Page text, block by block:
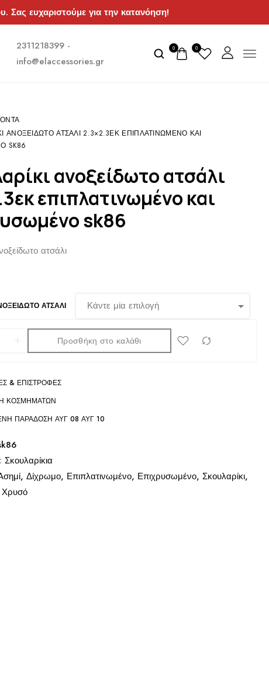
Σας ευχαριστούμε για την κατανόηση!
2311218399 -
info@elaccessories.gr
0 0
ΑΝΟΞΕΊΔΩΤΟ ΑΤΣΆΛΙ 2.3×2.3ΕΚ ΕΠΙΠΛΑΤΙΝΩΜΈΝΟ ΚΑΙ
SK86
επιπλατινωμένο και
sk86
ατσάλι
ΑΤΣΆΛΙ
Προσθήκη στο καλάθι
& ΕΠΙΣΤΡΟΦΈΣ
ΚΟΣΜΗΜΆΤΩΝ
ΠΑΡΆΔΟΣΗ ΑΥΓ 08 ΑΥΓ 10
Σκουλαρίκια
, Δίχρωμο, Επιπλατινωμένο, Επιχρυσωμένο, Σκουλαρίκι,
Χρυσό